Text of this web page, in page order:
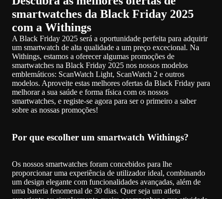
smartwatches da Black Friday 2025
com a Withings
A Black Friday 2025 será a oportunidade perfeita para adquirir
um smartwatch de alta qualidade a um preço excecional. Na
Withings, estamos a oferecer algumas promoções de
smartwatches na Black Friday 2025 nos nossos modelos
emblemáticos: ScanWatch Light, ScanWatch 2 e outros
modelos. Aproveite estas melhores ofertas da Black Friday para
melhorar a sua saúde e forma física com os nossos
smartwatches, e registe-se agora para ser o primeiro a saber
sobre as nossas promoções!
Por que escolher um smartwatch Withings?
Os nossos smartwatches foram concebidos para lhe
proporcionar uma experiência de utilizador ideal, combinando
um design elegante com funcionalidades avançadas, além de
uma bateria fenomenal de 30 dias. Quer seja um atleta